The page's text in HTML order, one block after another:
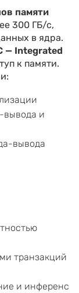
памяти
300 ГБ/с,
в ядра.
— Integrated
к памяти.
вывода и
вывода
транзакций
и инференс